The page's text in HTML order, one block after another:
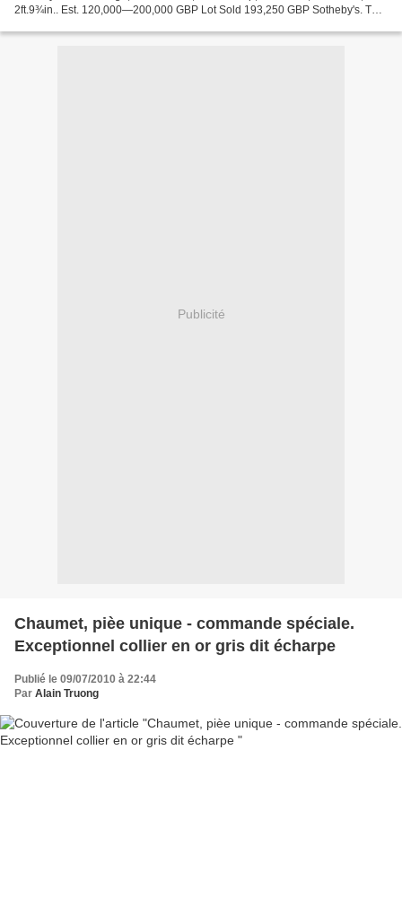
2ft.9¾in.. Est. 120,000—200,000 GBP Lot Sold 193,250 GBP Sotheby's. The
Publicité
Chaumet, pièe unique - commande spéciale.
Exceptionnel collier en or gris dit écharpe
Publié le 09/07/2010 à 22:44
Par Alain Truong